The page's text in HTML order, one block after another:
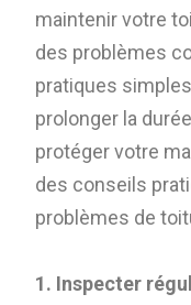
maintenir votre
des problèmes
pratiques
prolonger la
protéger votre
des conseils
problèmes de
1. Inspecter